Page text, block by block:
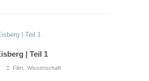
| Teil 1
Film Wissenschaft